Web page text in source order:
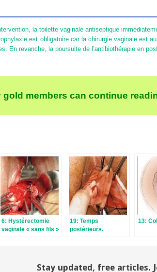
la toilette vaginale antiseptique
est obligatoire car la chirurgie vaginale est
En revanche, la poursuite de l’antibiothérapie en
gold members can continue
6: Hystérectomie
vaginale « sans fils »
19: Temps
postérieurs.
13:
Stay updated, free articles.